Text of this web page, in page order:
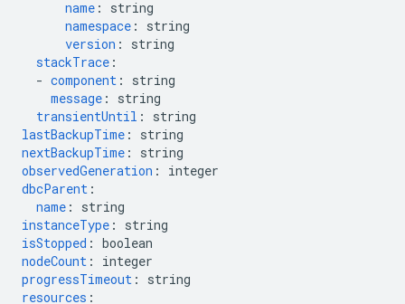
name :
string
namespace :
string
version :
string
stackTrace :
- component :
string
message :
string
transientUntil :
string
lastBackupTime :
string
nextBackupTime :
string
observedGeneration :
integer
dbcParent :
name :
string
instanceType :
string
isStopped : boolean
nodeCount :
integer
progressTimeout :
string
resources :